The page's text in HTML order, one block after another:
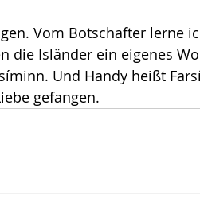
Vom Botschafter lerne
die Isländer ein eigenes
Und Handy heißt
gefangen.